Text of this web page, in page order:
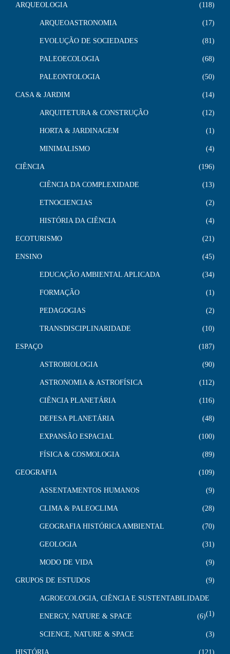
ARQUEOLOGIA 118
ARQUEOASTRONOMIA 17
EVOLUÇÃO DE SOCIEDADES 81
PALEOECOLOGIA 68
PALEONTOLOGIA 50
CASA & JARDIM 14
ARQUITETURA & CONSTRUÇÃO 12
HORTA & JARDINAGEM 1
MINIMALISMO 4
CIÊNCIA 196
CIÊNCIA DA COMPLEXIDADE 13
ETNOCIENCIAS 2
HISTÓRIA DA CIÊNCIA 4
ECOTURISMO 21
ENSINO 45
EDUCAÇÃO AMBIENTAL APLICADA 34
FORMAÇÃO 1
PEDAGOGIAS 2
TRANSDISCIPLINARIDADE 10
ESPAÇO 187
ASTROBIOLOGIA 90
ASTRONOMIA & ASTROFÍSICA 112
CIÊNCIA PLANETÁRIA 116
DEFESA PLANETÁRIA 48
EXPANSÃO ESPACIAL 100
FÍSICA & COSMOLOGIA 89
GEOGRAFIA 109
ASSENTAMENTOS HUMANOS 9
CLIMA & PALEOCLIMA 28
GEOGRAFIA HISTÓRICA AMBIENTAL 70
GEOLOGIA 31
MODO DE VIDA 9
GRUPOS DE ESTUDOS 9
AGROECOLOGIA, CIÊNCIA E SUSTENTABILIDADE
1
ENERGY, NATURE & SPACE 6
SCIENCE, NATURE & SPACE 3
HISTÓRIA 121